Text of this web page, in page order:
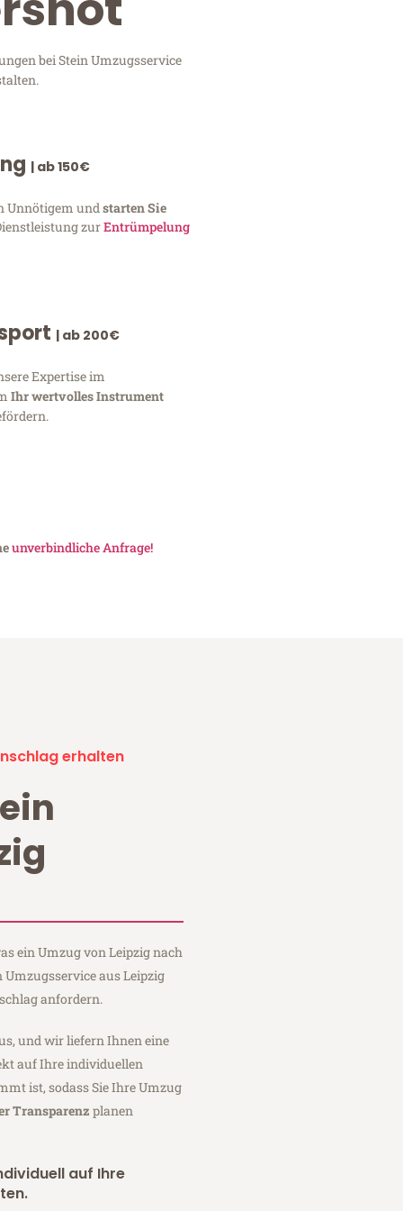
bei Stein Umzugsservice
| ab 150€
Unnötigem und starten Sie
zurEntrümpelung
| ab 200€
Expertise im
Ihr wertvolles Instrument
unverbindliche Anfrage!
erhalten
ein Umzug von Leipzig nach
Umzugsservice aus Leipzig
anfordern.
und wir liefern Ihnen eine
auf Ihre individuellen
ist, sodass Sie Ihre Umzug
Transparenz planen
auf Ihre